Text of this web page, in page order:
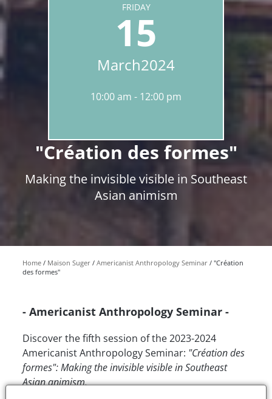
"Création des formes"
Making the invisible visible in Southeast
Asian animism
FRIDAY
15
March2024
10:00 am 12:00 pm
Home Maison Suger Americanist Anthropology Seminar
"Création
des formes"
- Americanist Anthropology Seminar -
Discover the fifth session of the 2023-2024
Americanist Anthropology Seminar: "Création des
formes": Making the invisible visible in Southeast
Asian animism.